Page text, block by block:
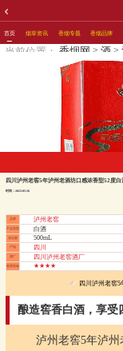
首页 烟草资讯 香烟专题 香烟品牌
当前位置： 香烟网 >酒 >
四川泸州老窖5年泸州老酒坊口感浓香型52度
时间：2023-05-16
品牌 泸州老窖
产品类型 白酒
净含量 500mL
产地 四川
酒厂 四川泸州老窖酒厂
推荐星级 ★★★★
四川泸州老窖5
酿造窖香白酒，享受
泸州老窖5年泸